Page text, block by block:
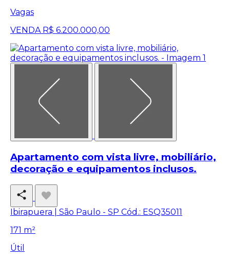
Vagas
VENDA R$ 6.200.000,00
Apartamento com vista livre, mobiliário,
decoração e equipamentos inclusos.
Ibirapuera | São Paulo - SP Cód.: ESQ35011
171 m²
Útil